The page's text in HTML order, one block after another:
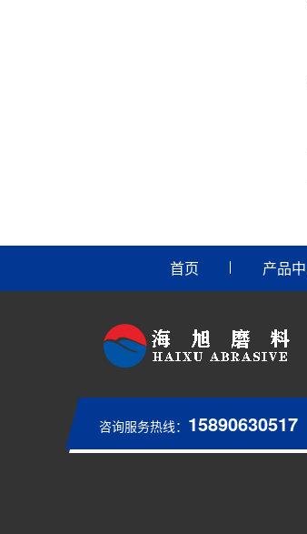
首页 产品
咨询服务热线： 15890630517